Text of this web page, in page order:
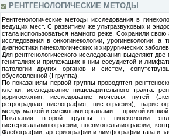
РЕНТГЕНОЛОГИЧЕСКИЕ МЕТОДЫ
Рентгенологические методы исследования в
ведущих мест. С развитием же ультразвуковых и
стала использоваться намного реже. Сохранили свою
исследования в онкогинекологии, урогинекологии,
диагностики гинекологических и хирургических
Для рентгенологического исследования выделяют
гениталиях и прилежащих к ним сосудистой и
патологии других органов и систем,
обусловленной (I группа).
По показаниям первой группы проводятся
клетки; исследование пищеварительного тракта:
ирригоскопия; исследование мочевых путей
ретроградная пиелография, цистография);
между маткой и смежными органами — прямой
Показания второй группы в гинекологии
гистеросальпингографии; пневмопельвиографии;
Флебографии, артериографии и лимфографии таза и